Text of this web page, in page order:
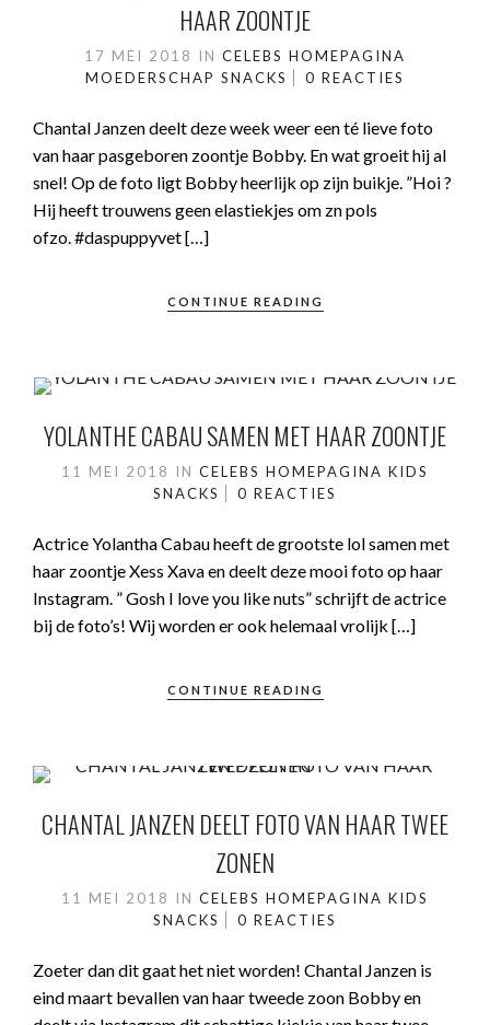
HAAR ZOONTJE
17 MEI 2018 IN CELEBS HOMEPAGINA
MOEDERSCHAP SNACKS 0 REACTIES
Chantal Janzen deelt deze week weer een té lieve foto
van haar pasgeboren zoontje Bobby. En wat groeit hij al
snel! Op de foto ligt Bobby heerlijk op zijn buikje. ”Hoi ?
Hij heeft trouwens geen elastiekjes om zn pols
ofzo. #daspuppyvet […]
CONTINUE READING
YOLANTHE CABAU SAMEN MET HAAR ZOONTJE
11 MEI 2018 IN CELEBS HOMEPAGINA KIDS
SNACKS
0 REACTIES
Actrice Yolantha Cabau heeft de grootste lol samen met
haar zoontje Xess Xava en deelt deze mooi foto op haar
Instagram. ” Gosh I love you like nuts” schrijft de actrice
bij de foto’s! Wij worden er ook helemaal vrolijk […]
CONTINUE READING
CHANTAL JANZEN DEELT FOTO VAN HAAR TWEE
ZONEN
11 MEI 2018 IN CELEBS HOMEPAGINA KIDS
SNACKS
0 REACTIES
Zoeter dan dit gaat het niet worden! Chantal Janzen is
eind maart bevallen van haar tweede zoon Bobby en